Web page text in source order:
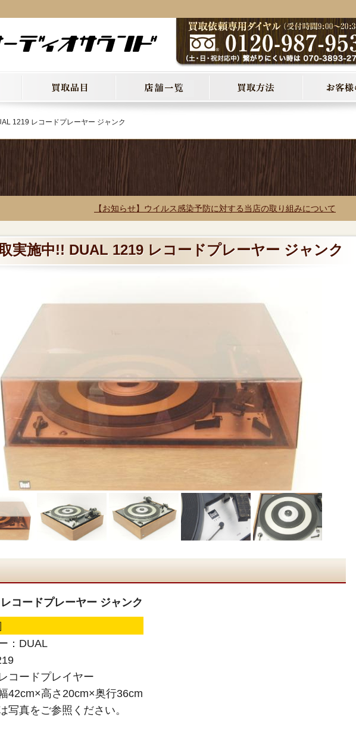
1219 レコードプレーヤー ジャンク
【お知らせ】ウイルス感染予防に対する当店の取り組みについて
実施中!! DUAL 1219 レコードプレーヤー ジャンク
コードプレーヤー ジャンク
：DUAL
コードプレイヤー
42cm×高さ20cm×奥行36cm
写真をご参照ください。